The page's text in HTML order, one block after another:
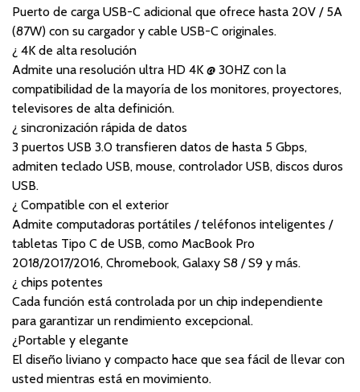
Puerto de carga USB-C adicional que ofrece hasta 20V / 5A
(87W) con su cargador y cable USB-C originales.
¿ 4K de alta resolución
Admite una resolución ultra HD 4K @ 30HZ con la
compatibilidad de la mayoría de los monitores, proyectores,
televisores de alta definición.
¿ sincronización rápida de datos
3 puertos USB 3.0 transfieren datos de hasta 5 Gbps,
admiten teclado USB, mouse, controlador USB, discos duros
USB.
¿ Compatible con el exterior
Admite computadoras portátiles / teléfonos inteligentes /
tabletas Tipo C de USB, como MacBook Pro
2018/2017/2016, Chromebook, Galaxy S8 / S9 y más.
¿ chips potentes
Cada función está controlada por un chip independiente
para garantizar un rendimiento excepcional.
¿Portable y elegante
El diseño liviano y compacto hace que sea fácil de llevar con
usted mientras está en movimiento.